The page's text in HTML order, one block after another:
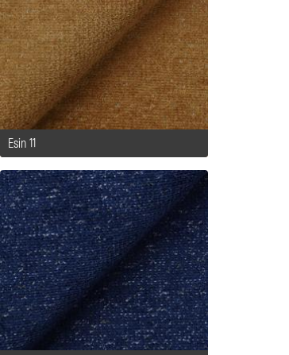
Esin 11